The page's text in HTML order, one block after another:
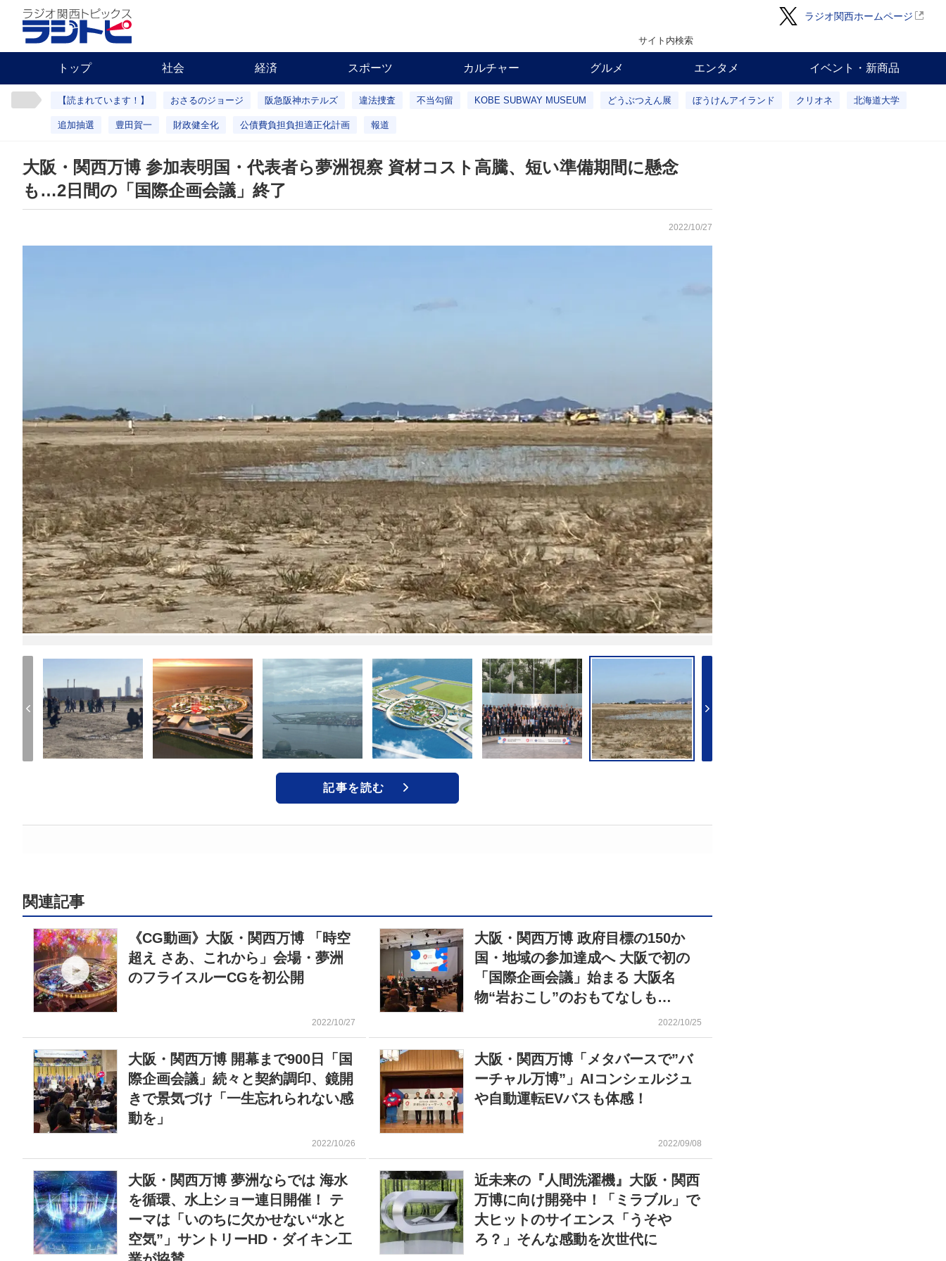
ラジオ関西ホームページ
サイト内検索
トップ 社会 経済 スポーツ カルチャー グルメ エンタメ イベント・新商品
【読まれています！】 おさるのジョージ 阪急阪神ホテルズ 違法捜査 不当勾留 KOBE SUBWAY MUSEUM どうぶつえん展 ぼうけんアイランド クリオネ 北海道大学
追加抽選 豊田賀一 財政健全化 公債費負担負担適正化計画 報道
大阪・関西万博 参加表明国・代表者ら夢洲視察 資材コスト高騰、短い準備期間に懸念
も…2日間の「国際企画会議」終了
2022/10/27
記事を読む
関連記事
《CG動画》大阪・関西万博 「時空
超え さあ、これから」会場・夢洲
のフライスルーCGを初公開
2022/10/27
大阪・関西万博 政府目標の150か
国・地域の参加達成へ 大阪で初の
「国際企画会議」始まる 大阪名
物“岩おこし”のおもてなしも…
2022/10/25
大阪・関西万博 開幕まで900日「国
際企画会議」続々と契約調印、鏡開
きで景気づけ「一生忘れられない感
動を」
2022/10/26
大阪・関西万博「メタバースで”バ
ーチャル万博”」AIコンシェルジュ
や自動運転EVバスも体感！
2022/09/08
大阪・関西万博 夢洲ならでは 海水
を循環、水上ショー連日開催！ テ
ーマは「いのちに欠かせない“水と
空気”」サントリーHD・ダイキン工
近未来の『人間洗濯機』大阪・関西
万博に向け開発中！「ミラブル」で
大ヒットのサイエンス「うそや
ろ？」そんな感動を次世代に